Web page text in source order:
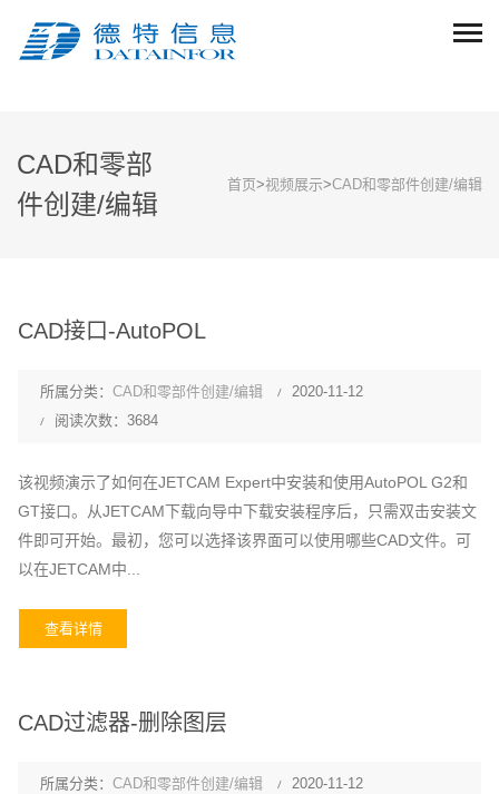
CAD和零部
件创建/编辑
首页>视频展示>CAD和零部件创建/编辑
CAD接口-AutoPOL
所属分类： CAD和零部件创建/编辑
2020-11-12
阅读次数：3684
该视频演示了如何在JETCAM Expert中安装和使用AutoPOL G2和
GT接口。从JETCAM下载向导中下载安装程序后，只需双击安装文
件即可开始。最初，您可以选择该界面可以使用哪些CAD文件。可
以在JETCAM中...
查看详情
CAD过滤器-删除图层
所属分类： CAD和零部件创建/编辑
2020-11-12